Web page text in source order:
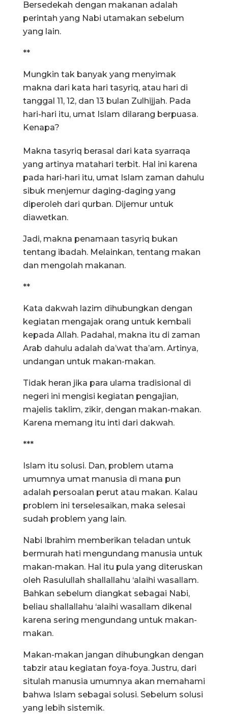
Bersedekah dengan makanan adalah
perintah yang Nabi utamakan sebelum
yang lain.
**
Mungkin tak banyak yang menyimak
makna dari kata hari tasyriq, atau hari di
tanggal 11, 12, dan 13 bulan Zulhijjah. Pada
hari-hari itu, umat Islam dilarang berpuasa.
Kenapa?
Makna tasyriq berasal dari kata syarraqa
yang artinya matahari terbit. Hal ini karena
pada hari-hari itu, umat Islam zaman dahulu
sibuk menjemur daging-daging yang
diperoleh dari qurban. Dijemur untuk
diawetkan.
Jadi, makna penamaan tasyriq bukan
tentang ibadah. Melainkan, tentang makan
dan mengolah makanan.
**
Kata dakwah lazim dihubungkan dengan
kegiatan mengajak orang untuk kembali
kepada Allah. Padahal, makna itu di zaman
Arab dahulu adalah da’wat tha’am. Artinya,
undangan untuk makan-makan.
Tidak heran jika para ulama tradisional di
negeri ini mengisi kegiatan pengajian,
majelis taklim, zikir, dengan makan-makan.
Karena memang itu inti dari dakwah.
***
Islam itu solusi. Dan, problem utama
umumnya umat manusia di mana pun
adalah persoalan perut atau makan. Kalau
problem ini terselesaikan, maka selesai
sudah problem yang lain.
Nabi Ibrahim memberikan teladan untuk
bermurah hati mengundang manusia untuk
makan-makan. Hal itu pula yang diteruskan
oleh Rasulullah shallallahu ‘alaihi wasallam.
Bahkan sebelum diangkat sebagai Nabi,
beliau shallallahu ‘alaihi wasallam dikenal
karena sering mengundang untuk makan-
makan.
Makan-makan jangan dihubungkan dengan
tabzir atau kegiatan foya-foya. Justru, dari
situlah manusia umumnya akan memahami
bahwa Islam sebagai solusi. Sebelum solusi
yang lebih sistemik.